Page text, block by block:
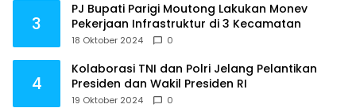
3
PJ Bupati Parigi Moutong Lakukan Monev
Pekerjaan Infrastruktur di 3 Kecamatan
18 Oktober 2024 0
4
Kolaborasi TNI dan Polri Jelang Pelantikan
Presiden dan Wakil Presiden RI
19 Oktober 2024 0